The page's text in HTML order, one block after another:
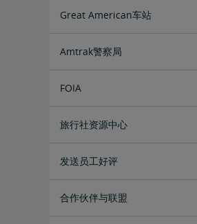
Great American车站
Amtrak警察局
FOIA
提交FOIA请求说明
旅行社资源中心
企业旅行社
换票和退款
发送员工好评
合作伙伴与联盟